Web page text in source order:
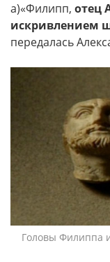
a)«Филипп, отец
искривлением
передалась
Головы Филиппа